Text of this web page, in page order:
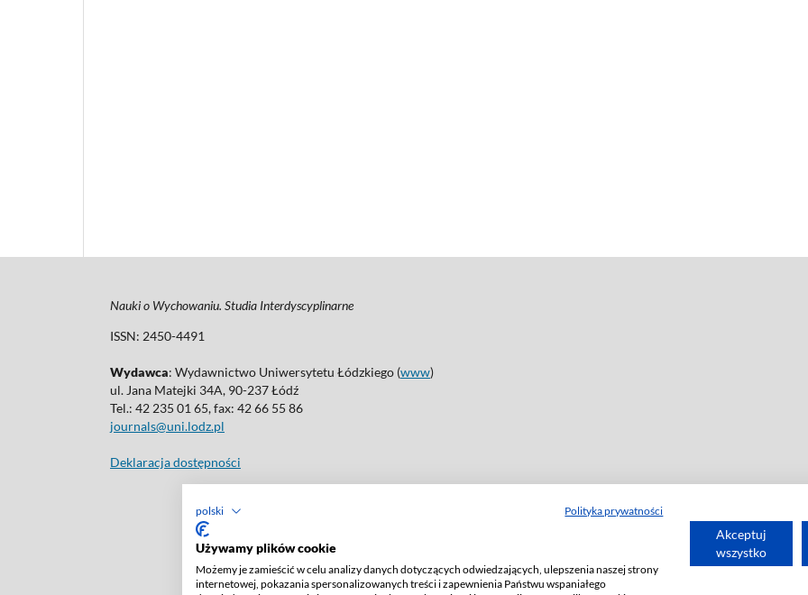
polski Polityka prywatności
Używamy plików cookie
Możemy je zamieścić w celu analizy danych dotyczących odwiedzających, ulepszenia naszej strony
internetowej, pokazania spersonalizowanych treści i zapewnienia Państwu wspaniałego
Akceptuj
wszystko
Nauki o Wychowaniu. Studia Interdyscyplinarne
ISSN: 2450-4491
Wydawca: Wydawnictwo Uniwersytetu Łódzkiego (www)
ul. Jana Matejki 34A, 90-237 Łódź
Tel.: 42 235 01 65, fax: 42 66 55 86
journals@uni.lodz.pl
Deklaracja dostępności